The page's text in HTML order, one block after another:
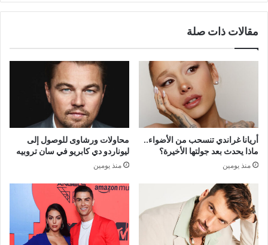
مقالات ذات صلة
أريانا غراندي تنسحب من الأضواء..
ماذا يحدث بعد جولتها الأخيرة؟
منذ يومين
محاولات ورشاوى للوصول إلى
ليوناردو دي كابريو في سان تروبيه
منذ يومين